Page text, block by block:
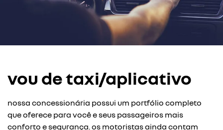
vou de taxi/aplicativo
nossa concessionária possui um portfólio completo
que oferece para você e seus passageiros mais
conforto e segurança. os motoristas ainda contam